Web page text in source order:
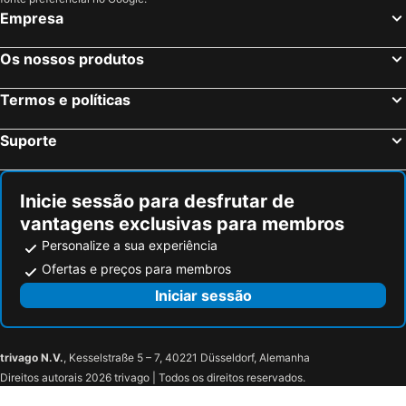
Les Deux Alpes, Ródano-Alpes Hotéis
Estrasburgo, Alsácia Hotéis
Montévrain, França Hotéis
Serris, França Hotéis
Empresa
Os nossos produtos
Termos e políticas
Suporte
Inicie sessão para desfrutar de
vantagens exclusivas para membros
Personalize a sua experiência
Ofertas e preços para membros
Iniciar sessão
trivago N.V., Kesselstraße 5 – 7, 40221 Düsseldorf, Alemanha
Direitos autorais 2026 trivago | Todos os direitos reservados.